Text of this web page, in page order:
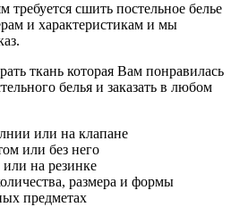
сшить постельное белье
и характеристикам и мы
ткань которая Вам понравилась
белья и заказать в любом
или на клапане
или без него
на резинке
размера и формы
предметах